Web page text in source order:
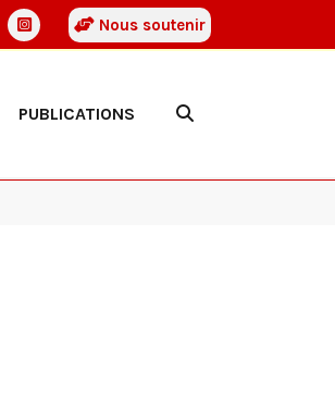
Nous soutenir
PUBLICATIONS